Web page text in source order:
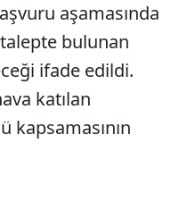
aşamasında
bulunan
ifade edildi.
katılan
kapsamasının